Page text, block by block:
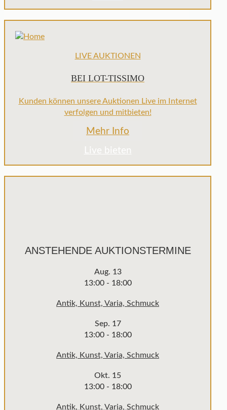
LIVE AUKTIONEN
BEI LOT-TISSIMO
Kunden können unsere Auktionen Live im Internet
verfolgen und mitbieten!
Mehr Info
Live bieten
ANSTEHENDE AUKTIONSTERMINE
Aug. 13
13:00- 18:00
Antik, Kunst, Varia, Schmuck
Sep. 17
13:00- 18:00
Antik, Kunst, Varia, Schmuck
Okt. 15
13:00- 18:00
Antik, Kunst, Varia, Schmuck